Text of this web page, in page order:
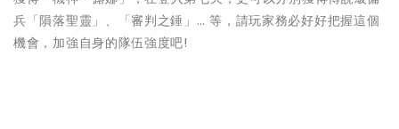
兵「隕落聖靈」、「審判之錘」… 等，請玩家務必好好把握這個
機會，加強自身的隊伍強度吧!